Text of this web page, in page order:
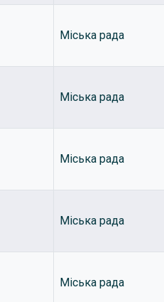
Міська рада
Міська рада
Міська рада
Міська рада
Міська рада